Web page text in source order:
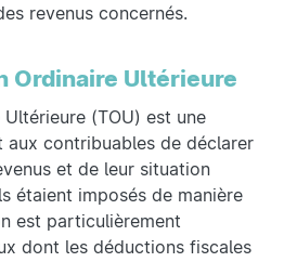
revenus concernés.
Ordinaire Ultérieure
(TOU) est une
aux contribuables de déclarer
et de leur situation
étaient imposés de manière
est particulièrement
dont les déductions fiscales